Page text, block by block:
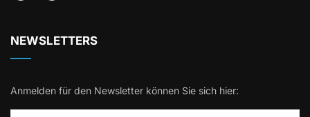
NEWSLETTERS
Anmelden für den Newsletter können Sie sich hier: